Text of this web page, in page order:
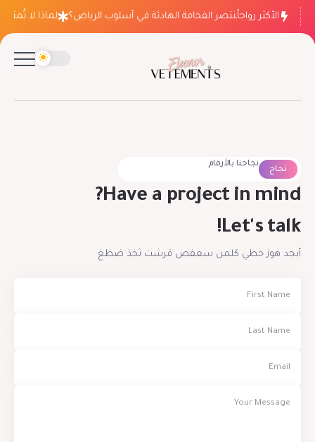
الأكثر رواجاً
لماذا ينتصر الفخامة الهادئة في أسلوب الرياض؟ لماذا لا تُمثل
نجاح
نجاحنا بالأرقام
Have a project in mind?
Let's talk!
أبجد هوز حطي كلمن سعفص قرشت ثخذ ضظغ